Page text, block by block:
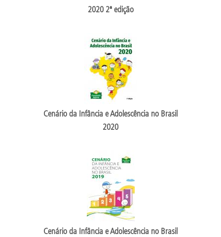
2020 2ª edição
Cenário da Infância e Adolescência no Brasil
2020
Cenário da Infância e Adolescência no Brasil